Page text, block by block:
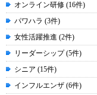
オンライン研修 (16件)
パワハラ (3件)
女性活躍推進 (2件)
リーダーシップ (5件)
シニア (15件)
インフルエンザ (6件)